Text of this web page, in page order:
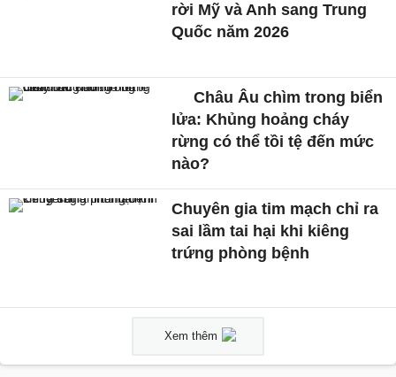
rời Mỹ và Anh sang Trung
Quốc năm 2026
Châu Âu chìm trong biển
lửa: Khủng hoảng cháy
rừng có thể tồi tệ đến mức
nào?
Chuyên gia tim mạch chỉ ra
sai lầm tai hại khi kiêng
trứng phòng bệnh
Xem thêm